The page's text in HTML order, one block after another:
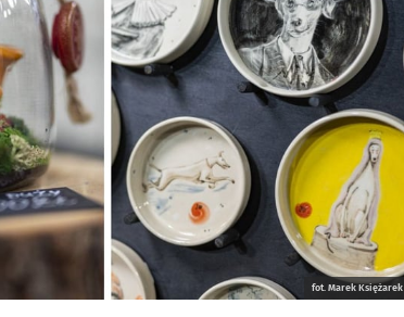
fot. Marek Księżarek